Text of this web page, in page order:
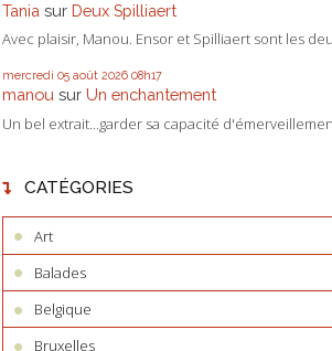
Tania sur Deux Spilliaert
Avec plaisir, Manou. Ensor et Spilliaert sont les
mercredi 05 août 2026 08h17
manou sur Un enchantement
Un bel extrait...garder sa capacité d'émerveillement
CATÉGORIES
Art
Balades
Belgique
Bruxelles